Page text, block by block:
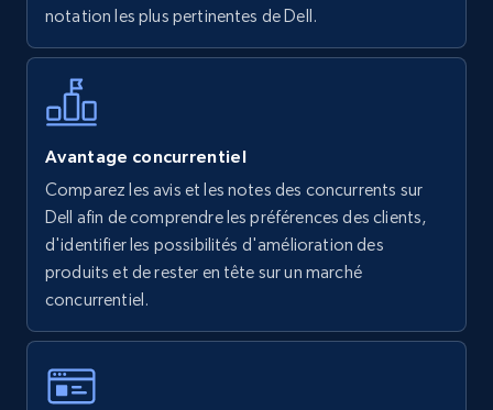
5.6K+ 875+ Commencer
Walmart - products - Find new products by
using specific category URL
URL, Final price, Sku, Currency, Gtin,
Specifications, Image urls, Top reviews, and
more.
5.6K+ 875+ Commencer
notation les plus pertinentes de Dell.
Avantage concurrentiel
Comparez les avis et les notes des concurrents sur
Dell afin de comprendre les préférences des clients,
d'identifier les possibilités d'amélioration des
produits et de rester en tête sur un marché
concurrentiel.